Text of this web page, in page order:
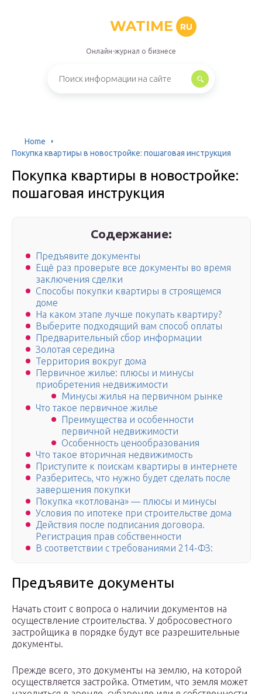
WATIME RU
Онлайн-журнал о бизнесе
Home
Покупка квартиры в новостройке: пошаговая инструкция
Покупка квартиры в новостройке:
пошаговая инструкция
Содержание:
Предъявите документы
Ещё раз проверьте все документы во время
заключения сделки
Способы покупки квартиры в строящемся
доме
На каком этапе лучше покупать квартиру?
Выберите подходящий вам способ оплаты
Предварительный сбор информации
Золотая середина
Территория вокруг дома
Первичное жилье: плюсы и минусы
приобретения недвижимости
Минусы жилья на первичном рынке
Что такое первичное жилье
Преимущества и особенности
первичной недвижимости
Особенность ценообразования
Что такое вторичная недвижимость
Приступите к поискам квартиры в интернете
Разберитесь, что нужно будет сделать после
завершения покупки
Покупка «котлована» — плюсы и минусы
Условия по ипотеке при строительстве дома
Действия после подписания договора.
Регистрация прав собственности
В соответствии с требованиями 214-ФЗ:
Предъявите документы
Начать стоит с вопроса о наличии документов на
осуществление строительства. У добросовестного
застройщика в порядке будут все разрешительные
документы.
Прежде всего, это документы на землю, на которой
осуществляется застройка. Отметим, что земля может